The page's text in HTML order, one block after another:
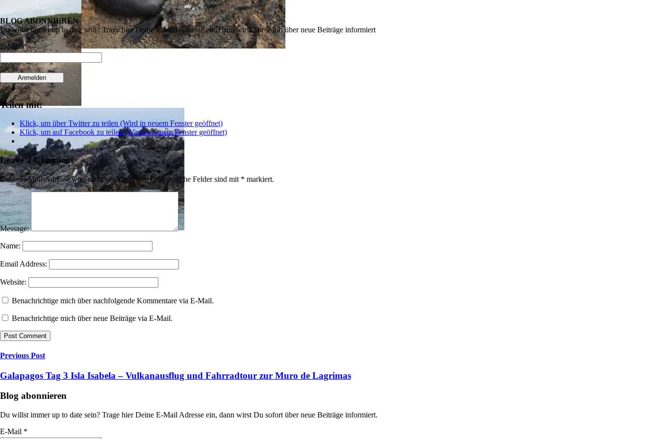
BLOG ABONNIEREN
Du willst immer up to date sein? Trage hier Deine E-Mail Adresse ein, dann wirst Du sofort über neue Beiträge informiert
E-Mail *
Teilen mit:
Klick, um über Twitter zu teilen (Wird in neuem Fenster geöffnet)
Klick, um auf Facebook zu teilen (Wird in neuem Fenster geöffnet)
Leave a Comment
Deine E-Mail-Adresse wird nicht veröffentlicht.Erforderliche Felder sind mit * markiert.
Message:
Name:
Email Address:
Website:
Benachrichtige mich über nachfolgende Kommentare via E-Mail.
Benachrichtige mich über neue Beiträge via E-Mail.
Previous Post
Galapagos Tag 3 Isla Isabela – Vulkanausflug und Fahrradtour zur Muro de Lagrimas
Blog abonnieren
Du willst immer up to date sein? Trage hier Deine E-Mail Adresse ein, dann wirst Du sofort über neue Beiträge informiert.
E-Mail *